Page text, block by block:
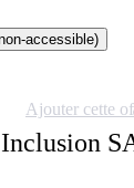
accessible)
Ajouter cette